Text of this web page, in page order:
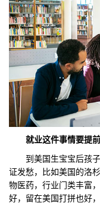
就业这件事情要提
到美国生宝宝后孩子
证发愁，比如美国的洛
物医药，行业门类丰富
好，留在美国打拼也好